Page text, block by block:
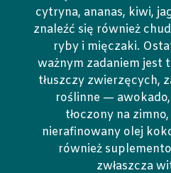
cytryna, ananas, kiwi,
znaleźć się również
ryby i mięczaki.
ważnym zadaniem jest
tłuszczy zwierzęcych,
roślinne —
tłoczony na
nierafinowany olej
również
zwłaszcza